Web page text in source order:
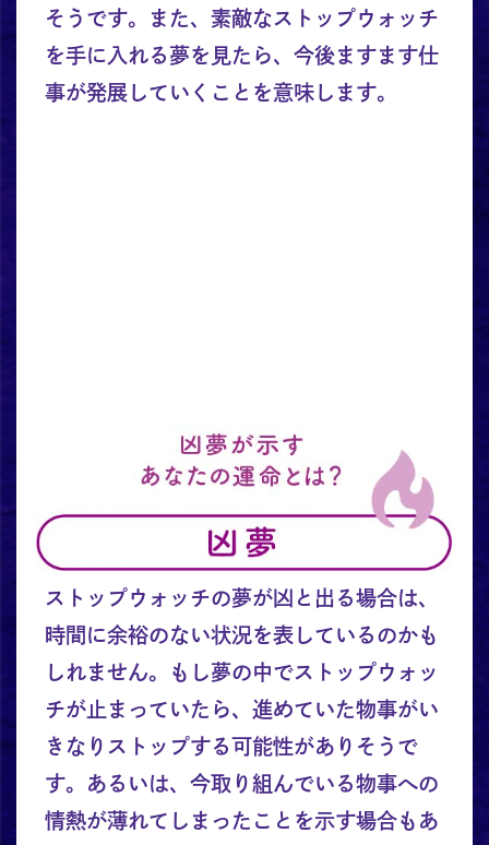
そうです。また、素敵なストップウォッチ
を手に入れる夢を見たら、今後ますます仕
事が発展していくことを意味します。
ストップウォッチの夢が凶と出る場合は、
時間に余裕のない状況を表しているのかも
しれません。もし夢の中でストップウォッ
チが止まっていたら、進めていた物事がい
きなりストップする可能性がありそうで
す。あるいは、今取り組んでいる物事への
情熱が薄れてしまったことを示す場合もあ